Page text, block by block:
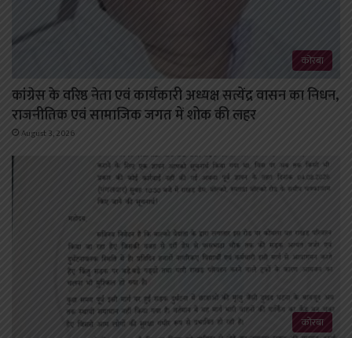
कोरबा
कांग्रेस के वरिष्ठ नेता एवं कार्यकारी अध्यक्ष सत्येंद्र वासन का निधन,
राजनीतिक एवं सामाजिक जगत में शोक की लहर
August 3, 2026
कोरबा